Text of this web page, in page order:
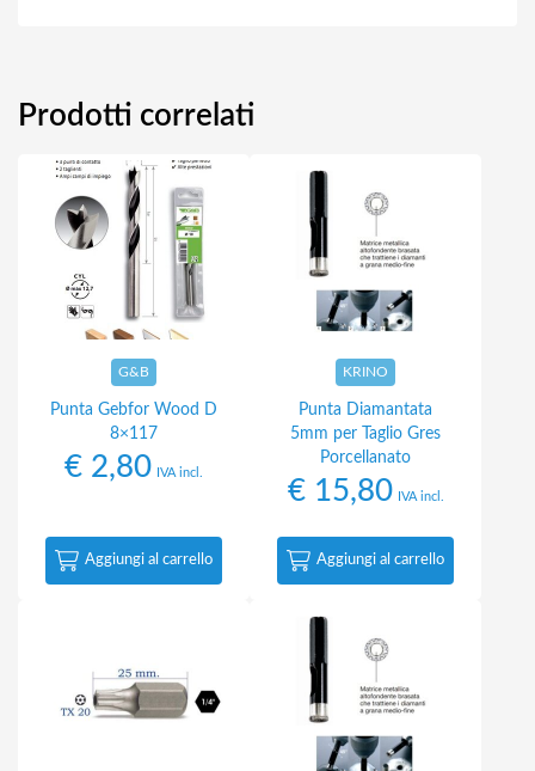
Prodotti correlati
G&B
Punta Gebfor Wood D
8×117
€ 2,80 IVA incl.
Aggiungi al carrello
KRINO
Punta Diamantata
5mm per Taglio Gres
Porcellanato
€15,80 IVA incl.
Aggiungi al carrello